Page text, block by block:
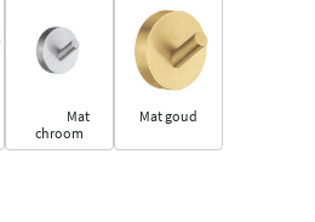
Mat
chroom
Mat goud